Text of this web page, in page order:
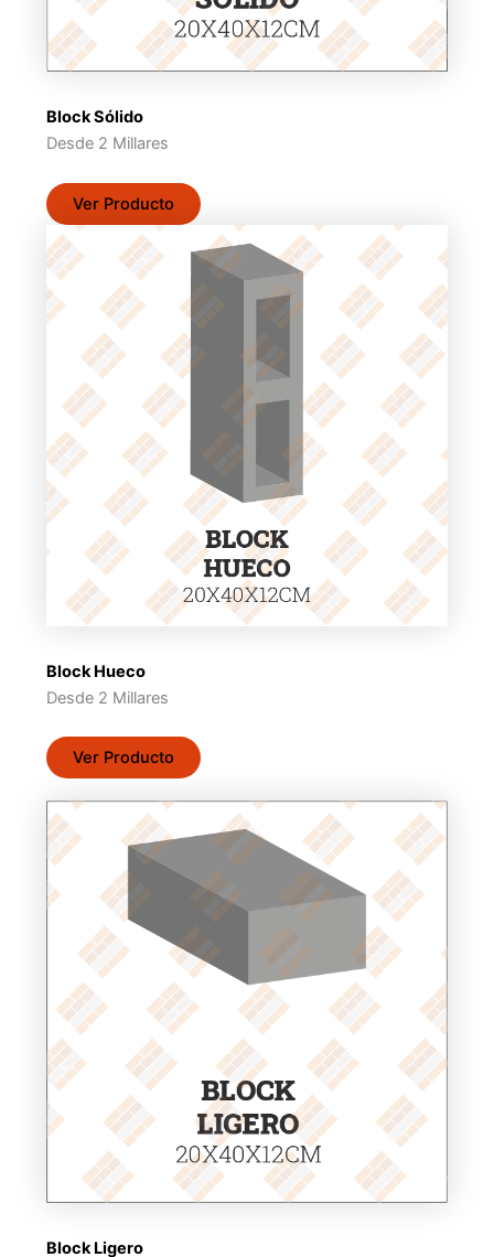
Block Sólido
Desde 2 Millares
Ver Producto
Block Hueco
Desde 2 Millares
Ver Producto
Block Ligero